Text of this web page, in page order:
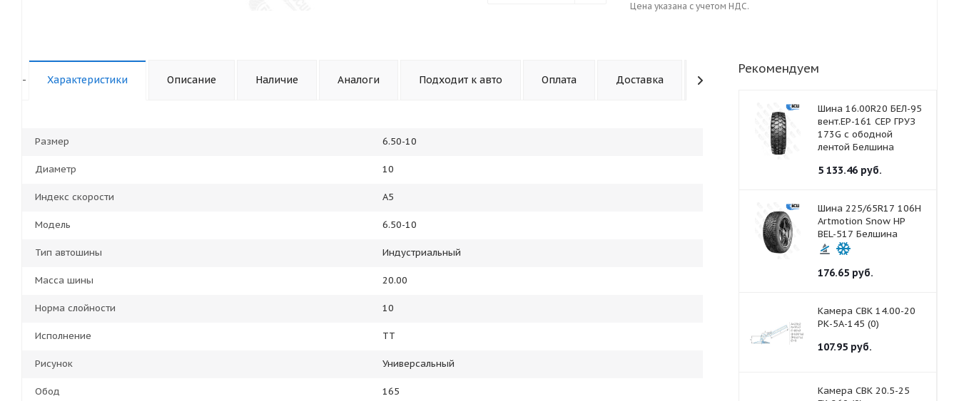
Цена указана с учетом НДС.
- Характеристики Описание Наличие Аналоги Подходит к авто Оплата Доставка
Размер 6.50-10
Диаметр 10
Индекс скорости A5
Модель 6.50-10
Тип автошины Индустриальный
Масса шины 20.00
Норма слойности 10
Исполнение TT
Рисунок Универсальный
Обод 165
Рекомендуем
Шина 16.00R20 БЕЛ-95
вент.ЕР-161 СЕР ГРУЗ
173G с ободной
лентой Белшина
5 133.46 руб.
Шина 225/65R17 106H
Artmotion Snow HP
BEL-517 Белшина
176.65 руб.
Камера СВК 14.00-20
РК-5А-145 (0)
107.95 руб.
Камера СВК 20.5-25